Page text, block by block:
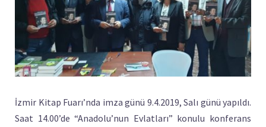
İzmir Kitap Fuarı’nda imza günü 9.4.2019, Salı günü yapıldı.
Saat 14.00’de “Anadolu’nun Evlatları” konulu konferans